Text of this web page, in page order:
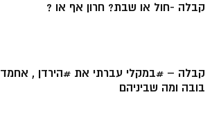
קבלה -חול או שבת? חרון אף או ?
קבלה – #במקלי עברתי את #הירדן , אחמד
בובה ומה שביניהם